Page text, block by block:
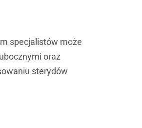
specjalistów może
oraz
sterydów